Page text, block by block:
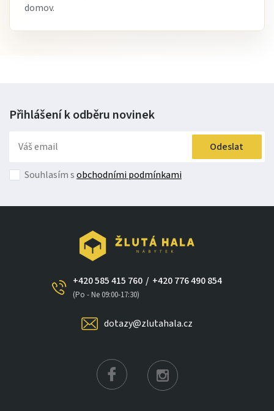
domov.
Přihlášení k odběru novinek
Odeslat
Souhlasím sobchodními podmínkami
+420 585 415 760
(Po - Ne 09:00-17:30)
/ +420 776 490 854
dotazy@zlutahala.cz